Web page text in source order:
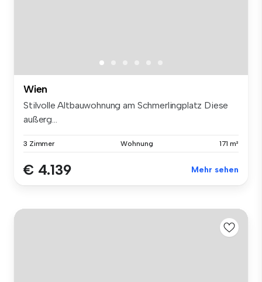
Wien
Stilvolle Altbauwohnung am Schmerlingplatz Diese
außerg...
3 Zimmer Wohnung 171 m²
€ 4.139 Mehr sehen